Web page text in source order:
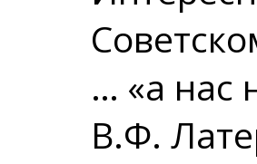
… «а нас
В.Ф.